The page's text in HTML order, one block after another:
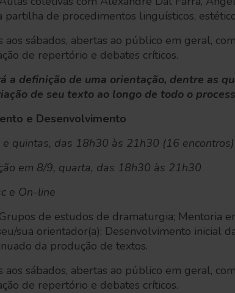
partilha de procedimentos linguísticos,
aos sábados, abertas ao público em geral,
de repertório e debates críticos.
a definição de uma orientação, dentre as
de seu texto ao longo de todo o
e Desenvolvimento
quintas, das 18h30 às 21h30 (16 encontros)
em 8/9, quarta, das 18h30 às 21h30
e On-line
de estudos de dramaturgia; Mentoria
sua orientador(a); Desenvolvimento inicial
da produção de textos.
aos sábados, abertas ao público em geral,
de repertório e debates críticos.